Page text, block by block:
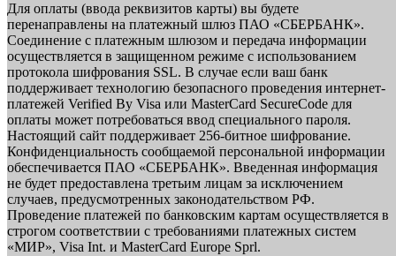
Для оплаты (ввода реквизитов карты) вы будете
перенаправлены на платежный шлюз ПАО «СБЕРБАНК».
Соединение с платежным шлюзом и передача информации
осуществляется в защищенном режиме с использованием
протокола шифрования SSL. В случае если ваш банк
поддерживает технологию безопасного проведения интернет-
платежей Verified By Visa или MasterCard SecureCode для
оплаты может потребоваться ввод специального пароля.
Настоящий сайт поддерживает 256-битное шифрование.
Конфиденциальность сообщаемой персональной информации
обеспечивается ПАО «СБЕРБАНК». Введенная информация
не будет предоставлена третьим лицам за исключением
случаев, предусмотренных законодательством РФ.
Проведение платежей по банковским картам осуществляется в
строгом соответствии с требованиями платежных систем
«МИР», Visa Int. и MasterCard Europe Sprl.